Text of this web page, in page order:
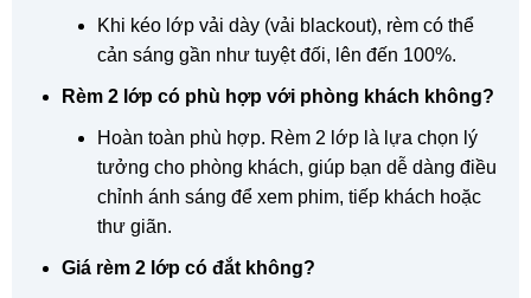
Khi kéo lớp vải dày (vải blackout), rèm có thể
cản sáng gần như tuyệt đối, lên đến 100%.
Rèm 2 lớp có phù hợp với phòng khách không?
Hoàn toàn phù hợp. Rèm 2 lớp là lựa chọn lý
tưởng cho phòng khách, giúp bạn dễ dàng điều
chỉnh ánh sáng để xem phim, tiếp khách hoặc
thư giãn.
Giá rèm 2 lớp có đắt không?